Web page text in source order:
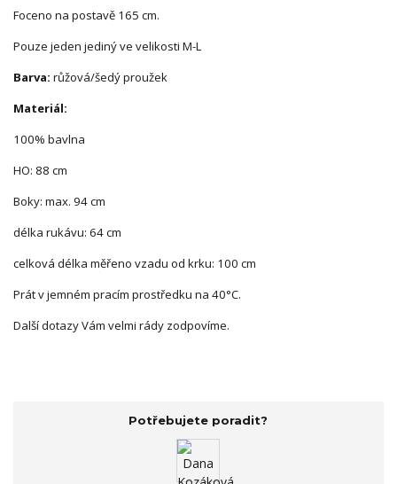
Foceno na postavě 165 cm.
Pouze jeden jediný ve velikosti M-L
Barva: růžová/šedý proužek
Materiál:
100% bavlna
HO: 88 cm
Boky: max. 94 cm
délka rukávu: 64 cm
celková délka měřeno vzadu od krku: 100 cm
Prát v jemném pracím prostředku na 40°C.
Další dotazy Vám velmi rády zodpovíme.
Potřebujete poradit?